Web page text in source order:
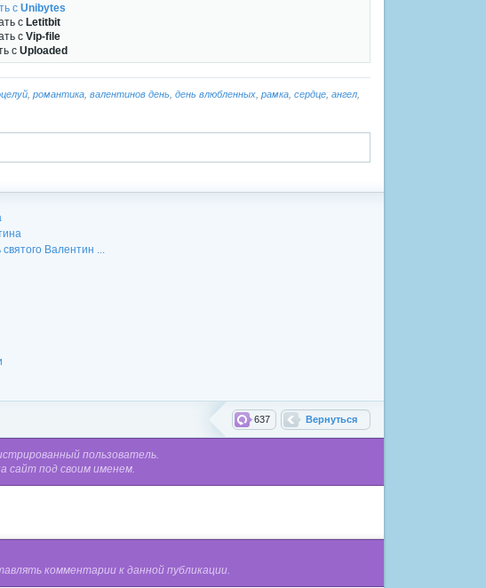
с Unibytes
с Letitbit
с Vip-file
с Uploaded
романтика валентинов день день влюбленных рамка сердце ангел
Валентин ...
Вернуться
637
пользователь.
сайт под своим именем.
комментарии к данной публикации.